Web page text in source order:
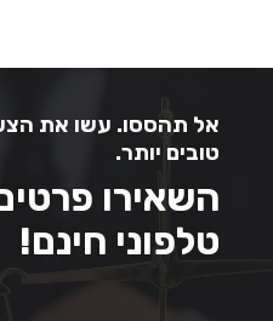
אל תהססו. עשו את
טובים יותר.
השאירו
טלפוני חינם!